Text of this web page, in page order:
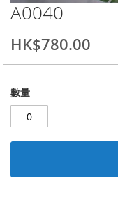
Skip
to
the
beginning
of
images
gallery
A0040
HK$780.00
數量